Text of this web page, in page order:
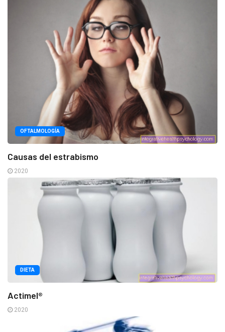
OFTALMOLOGÍA
Causas del estrabismo
2020
DIETA
Actimel®
2020